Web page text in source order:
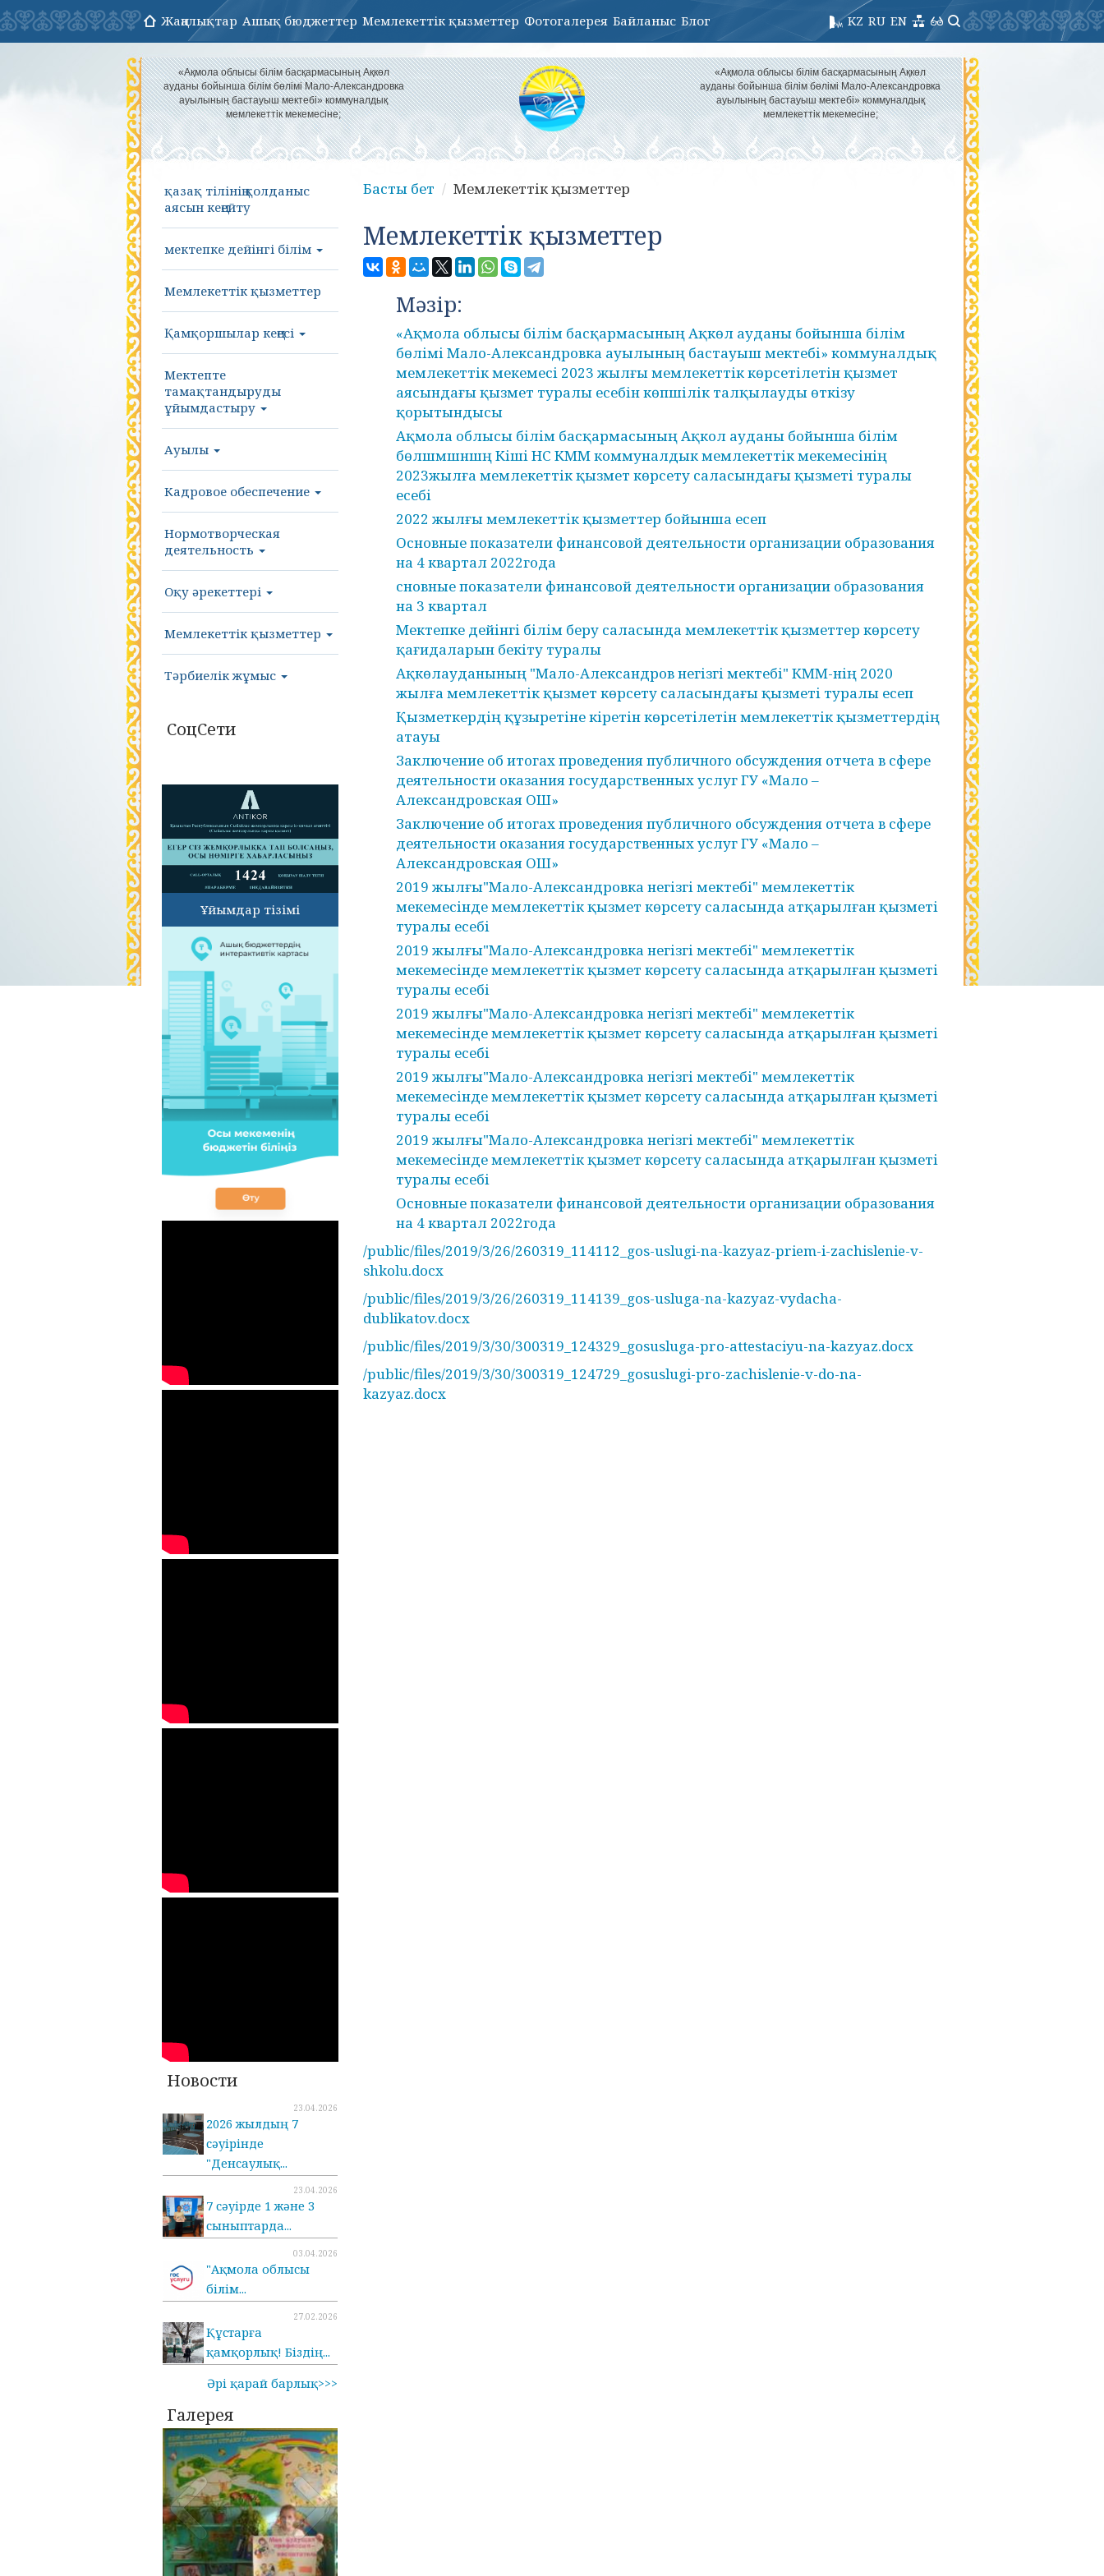
Жаңалықтар Ашық бюджеттер Мемлекеттік қызметтер Фотогалерея Байланыс Блог EN
RU
KZ
«Ақмола облысы білім басқармасының Ақкөл
ауданы бойынша білім бөлімі Мало-Александровка
ауылының бастауыш мектебі» коммуналдық
мемлекеттік мекемесіне;
«Ақмола облысы білім басқармасының Ақкөл
ауданы бойынша білім бөлімі Мало-Александровка
ауылының бастауыш мектебі» коммуналдық
мемлекеттік мекемесіне;
қазақ тілінің қолданыс
аясын кеңейту
мектепке дейінгі білім
Мемлекеттік қызметтер
Қамқоршылар кеңесі
Мектепте
тамақтандыруды
ұйымдастыру
Ауылы
Кадровое обеспечение
Нормотворческая
деятельность
Оқу әрекеттері
Мемлекеттік қызметтер
Тәрбиелік жұмыс
СоцСети
Ұйымдар тізімі
Новости
23.04.2026
2026 жылдың 7
сәуірінде
"Денсаулық...
23.04.2026
7 сәуірде 1 және 3
сыныптарда...
03.04.2026
"Ақмола облысы
білім...
27.02.2026
Құстарға
қамқорлық! Біздің...
Әрі қарай барлық>>>
Галерея
Басты бет Мемлекеттік қызметтер
Мемлекеттік қызметтер
Мәзір:
«Ақмола облысы білім басқармасының Ақкөл ауданы бойынша білім
бөлімі Мало-Александровка ауылының бастауыш мектебі» коммуналдық
мемлекеттік мекемесі 2023 жылғы мемлекеттік көрсетілетін қызмет
аясындағы қызмет туралы есебін көпшілік талқылауды өткізу
қорытындысы
Ақмола облысы білім басқармасының Ақкол ауданы бойынша білім
бөлшмшншң Кіші НС КММ коммуналдык мемлекеттік мекемесінің
2023жылға мемлекеттік қызмет көрсету саласындағы қызметі туралы
есебі
2022 жылғы мемлекеттік қызметтер бойынша есеп
Основные показатели финансовой деятельности организации образования
на 4 квартал 2022года
сновные показатели финансовой деятельности организации образования
на 3 квартал
Мектепке дейінгі білім беру саласында мемлекеттік қызметтер көрсету
қағидаларын бекіту туралы
Ақкөлауданының "Мало-Александров негізгі мектебі" КММ-нің 2020
жылға мемлекеттік қызмет көрсету саласындағы қызметі туралы есеп
Қызметкердің құзыретіне кіретін көрсетілетін мемлекеттік қызметтердің
атауы
Заключение об итогах проведения публичного обсуждения отчета в сфере
деятельности оказания государственных услуг ГУ «Мало –
Александровская ОШ»
Заключение об итогах проведения публичного обсуждения отчета в сфере
деятельности оказания государственных услуг ГУ «Мало –
Александровская ОШ»
2019 жылғы"Мало-Александровка негізгі мектебі" мемлекеттік
мекемесінде мемлекеттік қызмет көрсету саласында атқарылған қызметі
туралы есебі
2019 жылғы"Мало-Александровка негізгі мектебі" мемлекеттік
мекемесінде мемлекеттік қызмет көрсету саласында атқарылған қызметі
туралы есебі
2019 жылғы"Мало-Александровка негізгі мектебі" мемлекеттік
мекемесінде мемлекеттік қызмет көрсету саласында атқарылған қызметі
туралы есебі
2019 жылғы"Мало-Александровка негізгі мектебі" мемлекеттік
мекемесінде мемлекеттік қызмет көрсету саласында атқарылған қызметі
туралы есебі
2019 жылғы"Мало-Александровка негізгі мектебі" мемлекеттік
мекемесінде мемлекеттік қызмет көрсету саласында атқарылған қызметі
туралы есебі
Основные показатели финансовой деятельности организации образования
на 4 квартал 2022года
/public/files/2019/3/26/260319_114112_gos-uslugi-na-kazyaz-priem-i-zachislenie-v-
shkolu.docx
/public/files/2019/3/26/260319_114139_gos-usluga-na-kazyaz-vydacha-
dublikatov.docx
/public/files/2019/3/30/300319_124329_gosusluga-pro-attestaciyu-na-kazyaz.docx
/public/files/2019/3/30/300319_124729_gosuslugi-pro-zachislenie-v-do-na-
kazyaz.docx